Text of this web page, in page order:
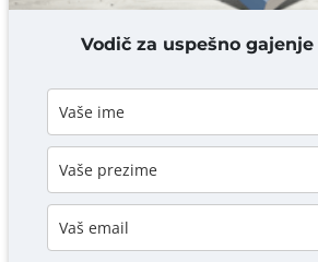
DODAJ
Vodič za uspešno